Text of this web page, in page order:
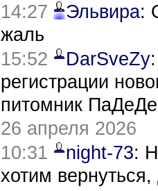
14:27
Эльвира:
жаль
15:52
DarSveZy
регистрации
питомник
26 апреля 2026
10:31
night-73:
хотим